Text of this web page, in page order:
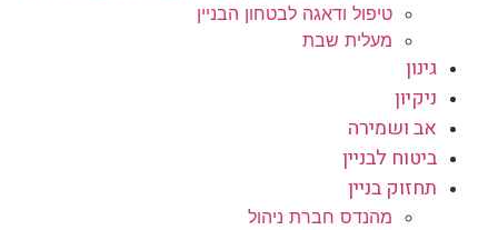
טיפול ודאגה לבטחון הבניין
מעלית שבת
גינון
ניקיון
אב ושמירה
ביטוח לבניין
תחזוק בניין
מהנדס חברת ניהול